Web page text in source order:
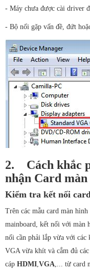
- Máy chưa được cài driver
- Bộ nối gặp vấn đề, đứt
2. Cách khắc
nhận Card
Kiểm tra kết nối
Trên các mẫu card màn
mainboard, kết nối với màn
nối cần phải lắp vừa với các
VGA vừa khít và cắm đủ
cáp HDMI,VGA,... từ card